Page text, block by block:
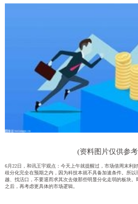
(资料图片仅供参
6月22日，和讯王宇观点：今天上午就提醒过，市场借周末利
歧分化完全在预期之内，因为科技本就不具备加速条件。所
越、找活口，不要退而求其次去做那些明显分化走弱的板块
之后，再考虑更具体的市场逻辑。